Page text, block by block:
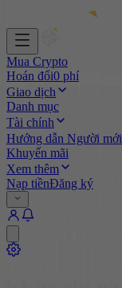
Mua Crypto
Hoán đổi0 phí
Giao dịch
Danh mục
Tài chính
Hướng dẫn Người mới
Khuyến mãi
Xem thêm
Nạp tiềnĐăng ký